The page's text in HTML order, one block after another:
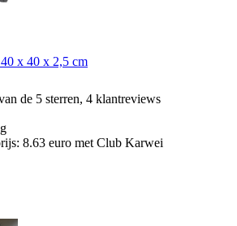
x 40 x 2,5 cm
de 5 sterren, 4 klantreviews
8.63 euro met Club Karwei